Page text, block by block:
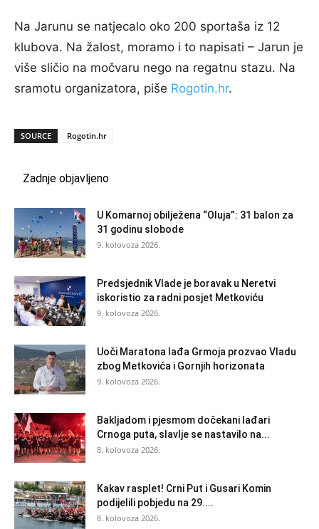
Na Jarunu se natjecalo oko 200 sportaša iz 12
klubova. Na žalost, moramo i to napisati – Jarun je
više sličio na močvaru nego na regatnu stazu. Na
sramotu organizatora, piše Rogotin.hr.
SOURCE Rogotin.hr
Zadnje objavljeno
U Komarnoj obilježena “Oluja”: 31 balon za
31 godinu slobode
9. kolovoza 2026.
Predsjednik Vlade je boravak u Neretvi
iskoristio za radni posjet Metkoviću
9. kolovoza 2026.
Uoči Maratona lađa Grmoja prozvao Vladu
zbog Metkovića i Gornjih horizonata
9. kolovoza 2026.
Bakljadom i pjesmom dočekani lađari
Crnoga puta, slavlje se nastavilo na...
8. kolovoza 2026.
Kakav rasplet! Crni Put i Gusari Komin
podijelili pobjedu na 29....
8. kolovoza 2026.